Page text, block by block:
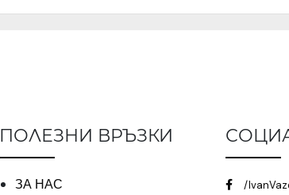
ПОЛЕЗНИ ВРЪЗКИ
ЗА НАС
/